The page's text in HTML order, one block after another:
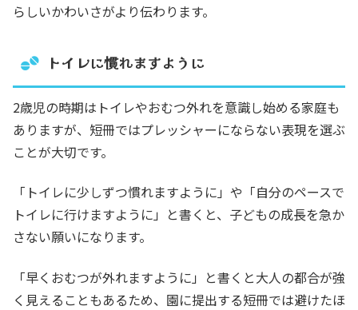
らしいかわいさがより伝わります。
トイレに慣れますように
2歳児の時期はトイレやおむつ外れを意識し始める家庭も
ありますが、短冊ではプレッシャーにならない表現を選ぶ
ことが大切です。
「トイレに少しずつ慣れますように」や「自分のペースで
トイレに行けますように」と書くと、子どもの成長を急か
さない願いになります。
「早くおむつが外れますように」と書くと大人の都合が強
く見えることもあるため、園に提出する短冊では避けたほ